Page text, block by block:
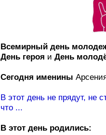
Всемирный день
День героя и День
Сегодня именины
В этот день не прядут, не
что ...
В этот день родились: